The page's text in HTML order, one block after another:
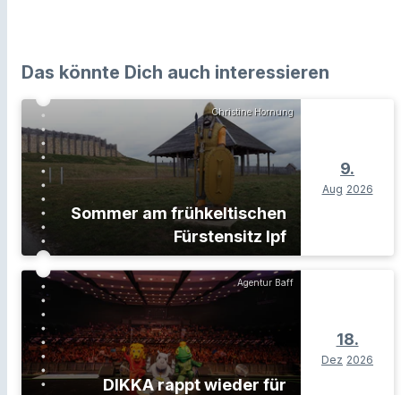
Das könnte Dich auch interessieren
Christine Hornung
Sommer am frühkeltischen
Fürstensitz Ipf
9.
Aug 2026
Agentur Baff
DIKKA rappt wieder für
18.
Dez 2026